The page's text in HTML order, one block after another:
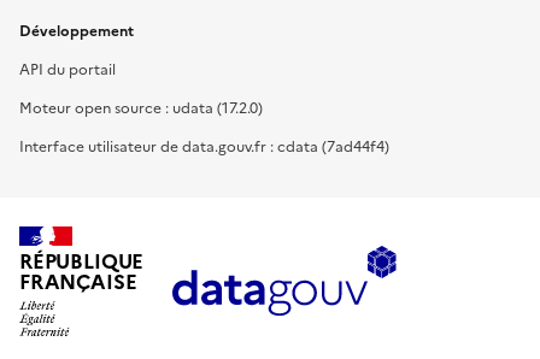
Développement
API du portail
Moteur open source : udata (17.2.0)
Interface utilisateur de data.gouv.fr : cdata (7ad44f4)
RÉPUBLIQUE
FRANÇAISE